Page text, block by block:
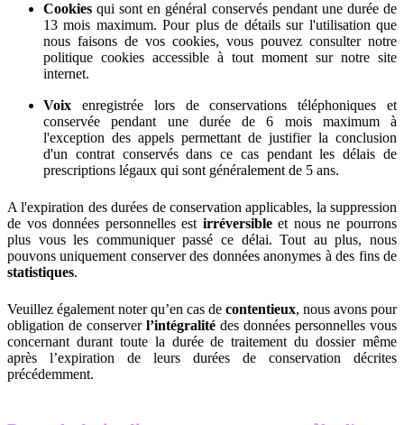
Cookies qui sont en général conservés pendant une durée de
13 mois maximum. Pour plus de détails sur l'utilisation que
nous faisons de vos cookies, vous pouvez consulter notre
politique cookies accessible à tout moment sur notre site
internet.
Voix enregistrée lors de conservations téléphoniques et
conservée pendant une durée de 6 mois maximum à
l'exception des appels permettant de justifier la conclusion
d'un contrat conservés dans ce cas pendant les délais de
prescriptions légaux qui sont généralement de 5 ans.
A l'expiration des durées de conservation applicables, la suppression
de vos données personnelles est irréversibleet nous ne pourrons
plus vous les communiquer passé ce délai. Tout au plus, nous
pouvons uniquement conserver des données anonymes à des fins de
statistiques.
Veuillez également noter qu’en cas de contentieux, nous avons pour
obligation de conserver l’intégralité des données personnelles vous
concernant durant toute la durée de traitement du dossier même
après l’expiration de leurs durées de conservation décrites
précédemment.